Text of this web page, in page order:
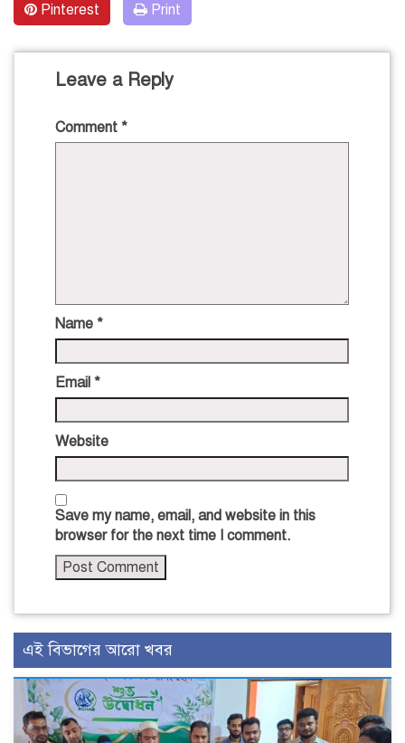
Pinterest Print
Leave a Reply
Comment *
Name *
Email *
Website
Save my name, email, and website in this
browser for the next time I comment.
এই বিভাগের আরো খবর